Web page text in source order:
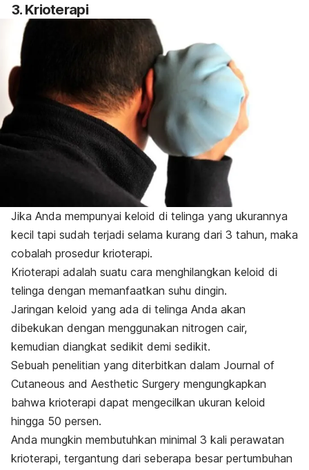
3. Krioterapi
Jika Anda mempunyai keloid di telinga yang ukurannya
kecil tapi sudah terjadi selama kurang dari 3 tahun, maka
cobalah prosedur krioterapi.
Krioterapi adalah suatu cara menghilangkan keloid di
telinga dengan memanfaatkan suhu dingin.
Jaringan keloid yang ada di telinga Anda akan
dibekukan dengan menggunakan nitrogen cair,
kemudian diangkat sedikit demi sedikit.
Sebuah penelitian yang diterbitkan dalam Journal of
Cutaneous and Aesthetic Surgery mengungkapkan
bahwa krioterapi dapat mengecilkan ukuran keloid
hingga 50 persen.
Anda mungkin membutuhkan minimal 3 kali perawatan
krioterapi, tergantung dari seberapa besar pertumbuhan